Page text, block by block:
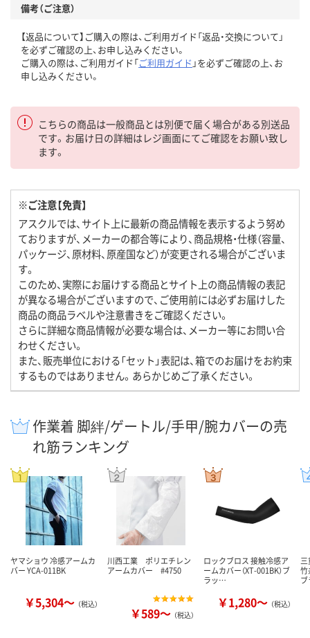
備考（ご注意）
【返品について】ご購入の際は、ご利用ガイド「返品・交換について」
を必ずご確認の上、お申し込みください。
ご購入の際は、ご利用ガイド「ご利用ガイド 」を必ずご確認の上、お
申し込みください。
こちらの商品は一般商品とは別便で届く場合がある別送品
です。お届け日の詳細はレジ画面にてご確認をお願い致し
ます。
※ご注意【免責】
アスクルでは、サイト上に最新の商品情報を表示するよう努め
ておりますが、メーカーの都合等により、商品規格・仕様（容量、
パッケージ、原材料、原産国など）が変更される場合がございま
す。
このため、実際にお届けする商品とサイト上の商品情報の表記
が異なる場合がございますので、ご使用前には必ずお届けした
商品の商品ラベルや注意書きをご確認ください。
さらに詳細な商品情報が必要な場合は、メーカー等にお問い合
わせください。
また、販売単位における「セット」表記は、箱でのお届けをお約束
するものではありません。あらかじめご了承ください。
作業着 脚絆/ゲートル/手甲/腕カバーの売
れ筋ランキング
ヤマショウ 冷感アームカ
バー YCA-011BK
￥5,304～ （税込）
川西工業 ポリエチレン
アームカバー #4750
￥589～ （税込）
ロックブロス 接触冷感ア
ームカバー（XT-001BK）ブ
ラッ…
￥1,280～ （税込）
竹